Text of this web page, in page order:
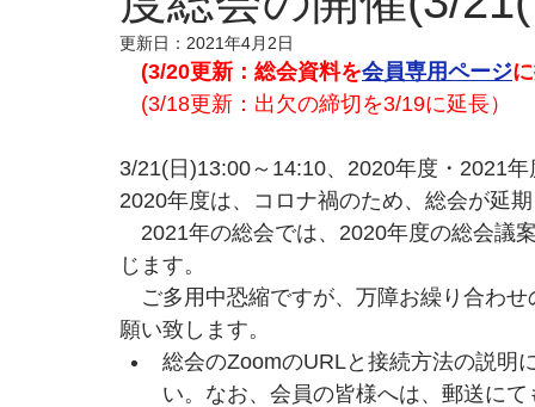
更新日： 2021年4月2日
(3/20更新：総会資料を会員専用ページ
(3/18更新：出欠の締切を3/19に延長）
3/21(日)13:00～14:10、2020年度・2021
2020年度は、コロナ禍のため、総会が延
2021年の総会では、2020年度の総会議
じます。
ご多用中恐縮ですが、万障お繰り合わ
願い致します。
総会のZoomのURLと接続方法の説明
い。なお、会員の皆様へは、郵送に